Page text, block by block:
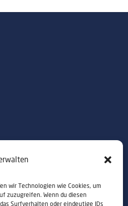
wir Technologien wie Cookies, um
zuzugreifen. Wenn du diesen
Surfverhalten oder eindeutige IDs